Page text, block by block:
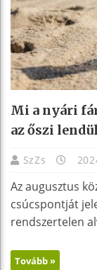
Mi a nyári
az őszi
SzZs
Az augusztus
csúcspontját
rendszertelen
Tovább »